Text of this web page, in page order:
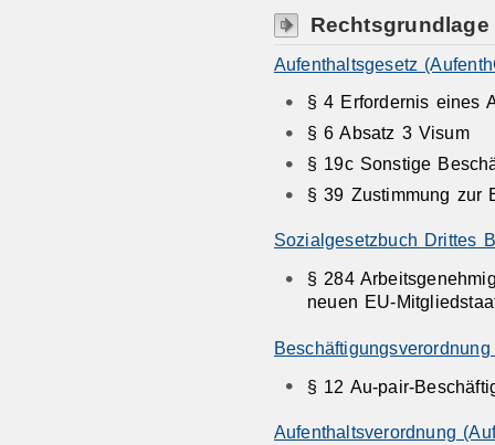
Rechtsgrundlage
Aufenthaltsgesetz
§ 4 Erfordernis eines
§ 6 Absatz 3 Visum
§ 19c Sonstige
§ 39 Zustimmung zur
Sozialgesetzbuch Drittes
§ 284
neuen EU-
§ 12 Au-pair-
Aufenthaltsverordnung